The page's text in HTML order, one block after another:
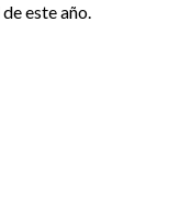
este año.